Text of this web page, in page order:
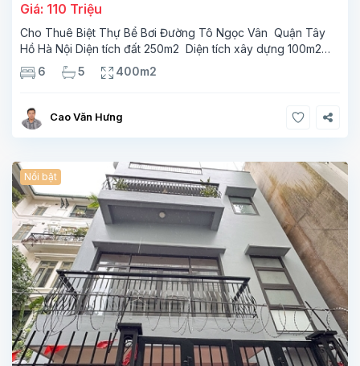
Giá: 110 Triệu
Cho Thuê Biệt Thự Bể Bơi Đường Tô Ngọc Vân Quận Tây
Hồ Hà Nội Diện tích đất 250m2 Diện tích xây dựng 100m2
Xây 4 tầng, 6 phòng ngủ 5 phòng tắm Tầng 1, , phòng
khách , phòng bếp-1wc Tầng 2, 2 phòng
6 5 400m2
Cao Văn Hưng
Nổi bật